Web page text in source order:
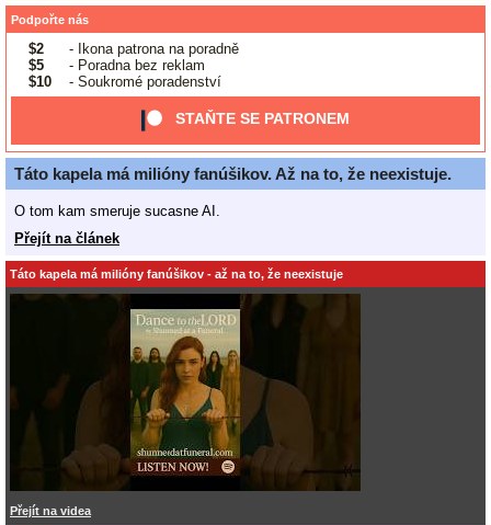
Podpořte nás
$2
- Ikona patrona na poradně
$5
- Poradna bez reklam
$10
- Soukromé poradenství
STAŇTE SE PATRONEM
Táto kapela má milióny fanúšikov. Až na to, že neexistuje.
O tom kam smeruje sucasne AI.
Přejít na článek
Táto kapela má milióny fanúšikov - až na to, že neexistuje
Přejít na videa